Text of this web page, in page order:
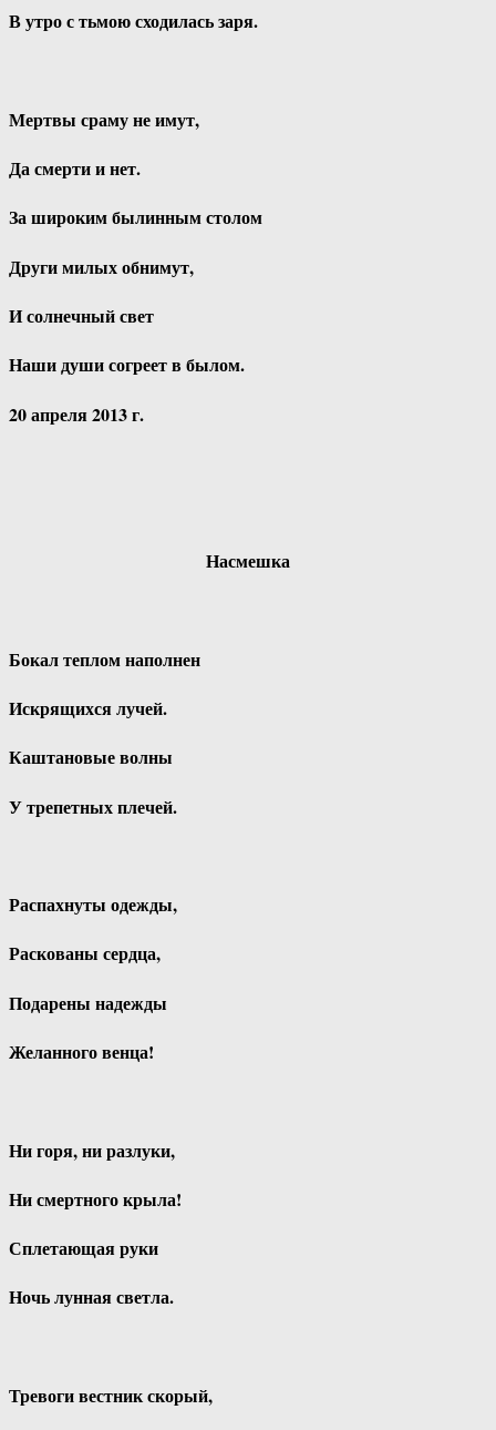
В утро с тьмою сходилась заря.
Мертвы сраму не имут,
Да смерти и нет.
За широким былинным столом
Други милых обнимут,
И солнечный свет
Наши души согреет в былом.
20 апреля 2013 г.
Насмешка
Бокал теплом наполнен
Искрящихся лучей.
Каштановые волны
У трепетных плечей.
Распахнуты одежды,
Раскованы сердца,
Подарены надежды
Желанного венца!
Ни горя, ни разлуки,
Ни смертного крыла!
Сплетающая руки
Ночь лунная светла.
Тревоги вестник скорый,